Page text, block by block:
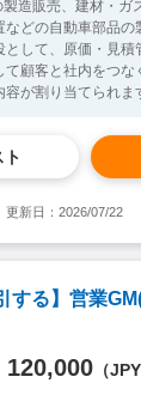
造販売、建材・ガ
動車部品の製造。 【業務
して、原価・見積
社内をつなぐ。 【業務内容
が割り当てられま
上に向けた社内調
・ 顧客との価格・
製造コストに関す
た業務 【その他】 ・通勤は自
と実績に応じて社
須要件】 ・ 製造業におけ
産管理・購買・技
原価計算、見積作
たは英語日常会話レベ
更新日：2026/07/22
する】営業
120,000 （